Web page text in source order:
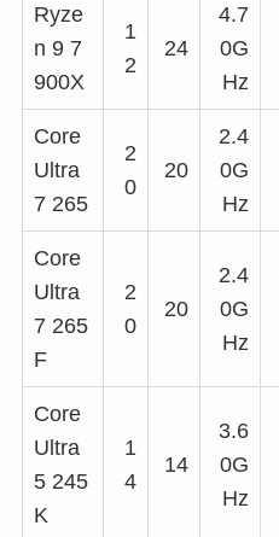
Ryze
n 9 7
900X
1
2
24
4.7
0G
Hz
Core
Ultra
7 265
2
0
20
2.4
0G
Hz
Core
Ultra
7 265
F
2
0
20
2.4
0G
Hz
Core
Ultra
5 245
K
1
4
14
3.6
0G
Hz